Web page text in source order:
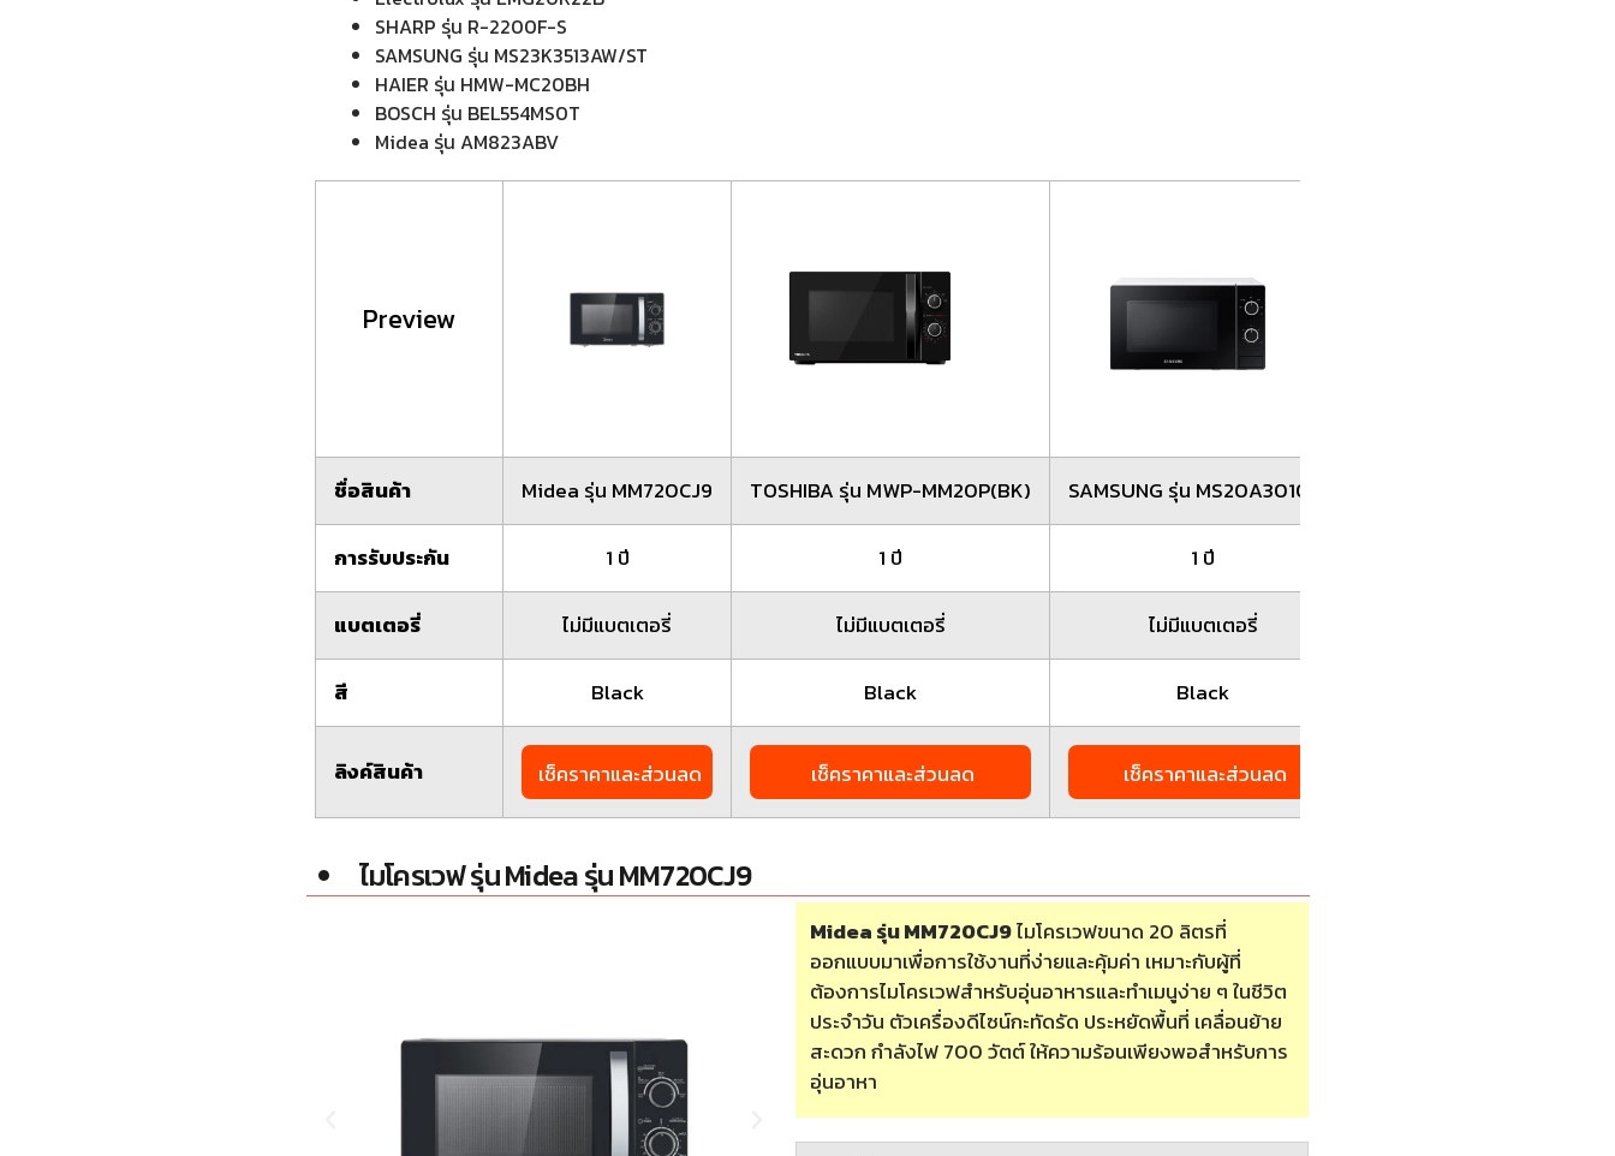
SHARP รุ่น R-2200F-S
SAMSUNG รุ่น MS23K3513AW/ST
HAIER รุ่น HMW-MC20BH
BOSCH รุ่น BEL554MS0T
Midea รุ่น AM823ABV
Preview
ชื่อสินค้า Midea รุ่น MM720CJ9 TOSHIBA รุ่น MWP-MM20P(BK) SAMSUNG รุ่น MS20A3010AH
การรับประกัน 1 ปี 1 ปี 1 ปี
แบตเตอรี่ ไม่มีแบตเตอรี่ ไม่มีแบตเตอรี่ ไม่มีแบตเตอรี่
สี Black Black Black
ลิงค์สินค้า เช็คราคาและส่วนลด เช็คราคาและส่วนลด เช็คราคาและส่วนลด
ไมโครเวฟ รุ่น Midea รุ่น MM720CJ9
Midea รุ่น MM720CJ9ไมโครเวฟขนาด 20 ลิตรที่
ออกแบบมาเพื่อการใช้งานที่ง่ายและคุ้มค่า เหมาะกับผู้ที่
ต้องการไมโครเวฟสำหรับอุ่นอาหารและทำเมนูง่าย ๆ ในชีวิต
ประจำวัน ตัวเครื่องดีไซน์กะทัดรัด ประหยัดพื้นที่ เคลื่อนย้าย
สะดวก กำลังไฟ 700 วัตต์ ให้ความร้อนเพียงพอสำหรับการ
อุ่นอาหา